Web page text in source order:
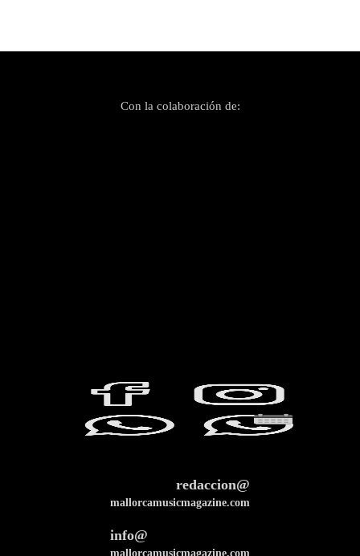
Con la colaboración de:
redaccion@
mallorcamusicmagazine.com
info@
mallorcamusicmagazine.com